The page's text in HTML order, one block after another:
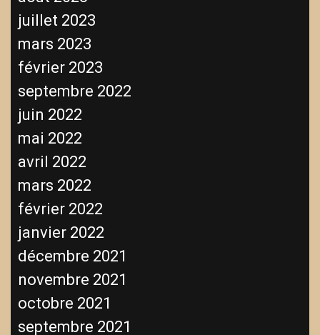
juillet 2023
mars 2023
février 2023
septembre 2022
juin 2022
mai 2022
avril 2022
mars 2022
février 2022
janvier 2022
décembre 2021
novembre 2021
octobre 2021
septembre 2021